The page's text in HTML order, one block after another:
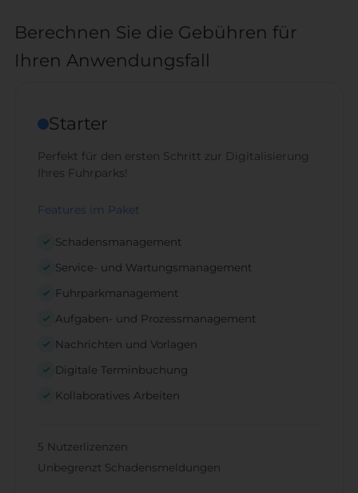
Berechnen Sie die Gebühren für
Ihren Anwendungsfall
Starter
Perfekt für den ersten Schritt zur Digitalisierung
Ihres Fuhrparks!
Features im Paket
Schadensmanagement
Service- und Wartungsmanagement
Fuhrparkmanagement
Aufgaben- und Prozessmanagement
Nachrichten und Vorlagen
Digitale Terminbuchung
Kollaboratives Arbeiten
5 Nutzerlizenzen
Unbegrenzt Schadensmeldungen